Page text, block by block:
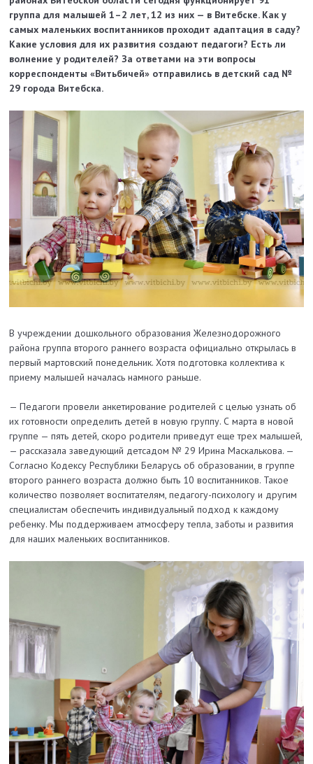
группа для малышей 1–2 лет, 12 из них — в Витебске. Как у
самых маленьких воспитанников проходит адаптация в саду?
Какие условия для их развития создают педагоги? Есть ли
волнение у родителей? За ответами на эти вопросы
корреспонденты «Витьбичей» отправились в детский сад №
29 города Витебска.
В учреждении дошкольного образования Железнодорожного
района группа второго раннего возраста официально открылась в
первый мартовский понедельник. Хотя подготовка коллектива к
приему малышей началась намного раньше.
— Педагоги провели анкетирование родителей с целью узнать об
их готовности определить детей в новую группу. С марта в новой
группе — пять детей, скоро родители приведут еще трех малышей,
— рассказала заведующий детсадом № 29 Ирина Маскалькова. —
Согласно Кодексу Республики Беларусь об образовании, в группе
второго раннего возраста должно быть 10 воспитанников. Такое
количество позволяет воспитателям, педагогу-психологу и другим
специалистам обеспечить индивидуальный подход к каждому
ребенку. Мы поддерживаем атмосферу тепла, заботы и развития
для наших маленьких воспитанников.